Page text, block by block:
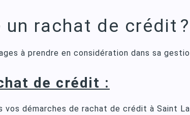
rachat de crédit ?
à prendre en considération dans sa
de crédit :
vos démarches de rachat de crédit à Saint